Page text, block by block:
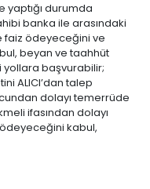
yaptığı durumda
banka ile arasındaki
faiz ödeyeceğini ve
beyan ve taahhüt
yollara başvurabilir;
ALICI’dan talep
dolayı temerrüde
ifasından dolayı
ödeyeceğini kabul,